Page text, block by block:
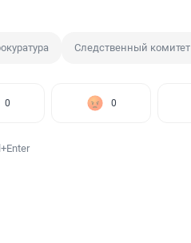
Следственный комитет
0 0